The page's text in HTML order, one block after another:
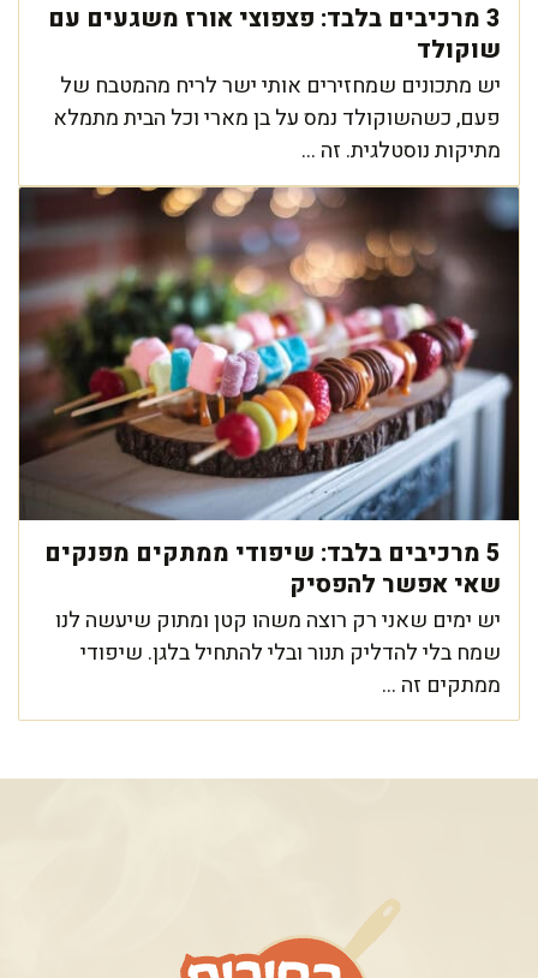
3 מרכיבים בלבד: פצפוצי אורז משגעים עם
שוקולד
יש מתכונים שמחזירים אותי ישר לריח מהמטבח של
פעם, כשהשוקולד נמס על בן מארי וכל הבית מתמלא
מתיקות נוסטלגית. זה ...
5 מרכיבים בלבד: שיפודי ממתקים מפנקים
שאי אפשר להפסיק
יש ימים שאני רק רוצה משהו קטן ומתוק שיעשה לנו
שמח בלי להדליק תנור ובלי להתחיל בלגן. שיפודי
ממתקים זה ...